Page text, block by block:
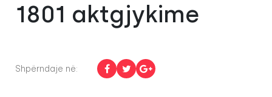
1801 aktgjykime
Shpërndaje në: